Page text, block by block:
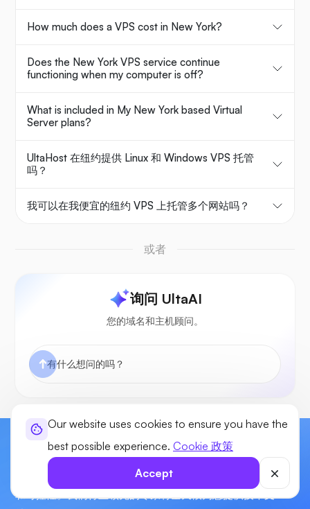
Our website uses cookies to ensure you have the
best possible experience. Cookie 政策
Accept
How much does a VPS cost in New York?
Does the New York VPS service continue
functioning when my computer is off?
What is included in My New York based Virtual
Server plans?
UltaHost 在纽约提供 Linux 和 Windows VPS 托管
吗？
我可以在我便宜的纽约 VPS 上托管多个网站吗？
或者
询问 UltaAI
您的域名和主机顾问。
立即开始打造您的网站！
通过我们的下一代网络托管服务，享受您网站的强大、灵活
和可控性。我们行业领先的专家将全天候为您提供技术支